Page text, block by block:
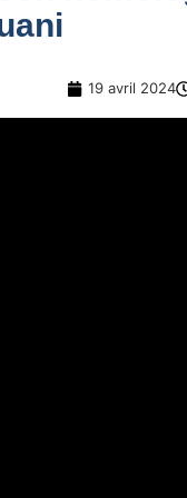
19 avril 2024